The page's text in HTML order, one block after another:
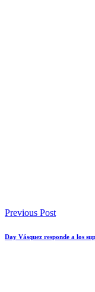
Previous Post
Day Vásquez responde a los